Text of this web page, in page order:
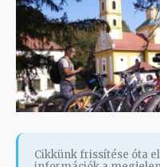
Cikkünk frissítése óta